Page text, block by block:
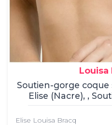
Louisa
Soutien-gorge coque
Elise (Nacre), ,
Louisa Bracq, , 60%
Polyester,
Elise Louisa Bracq